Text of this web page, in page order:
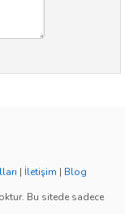
| İletişim | Blog
Bu sitede sadece